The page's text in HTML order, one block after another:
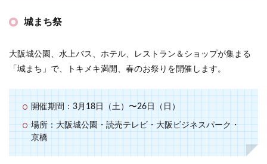
城まち祭
大阪城公園、水上バス、ホテル、レストラン＆ショップが集まる
「城まち」で、トキメキ満開、春のお祭りを開催します。
開催期間：3月18日（土）〜26日（日）
場所：大阪城公園・読売テレビ・大阪ビジネスパーク・
京橋